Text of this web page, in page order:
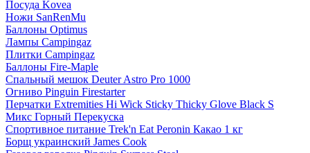
Посуда Kovea
Ножи SanRenMu
Баллоны Optimus
Лампы Campingaz
Плитки Campingaz
Баллоны Fire-Maple
Спальный мешок Deuter Astro Pro 1000
Огниво Pinguin Firestarter
Перчатки Extremities Hi Wick Sticky Thicky Glove Black S
Микс Горный Перекуска
Спортивное питание Trek'n Eat Peronin Какао 1 кг
Борщ украинский James Cook